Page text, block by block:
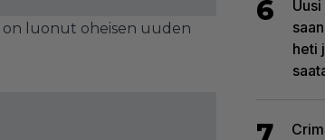
on luonut oheisen uuden
6
heti